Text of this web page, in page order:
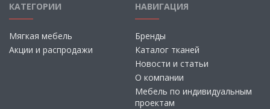
КАТЕГОРИИ
Мягкая мебель
Акции и распродажи
НАВИГАЦИЯ
Бренды
Каталог тканей
Новости и статьи
О компании
Мебель по индивидуальным
проектам